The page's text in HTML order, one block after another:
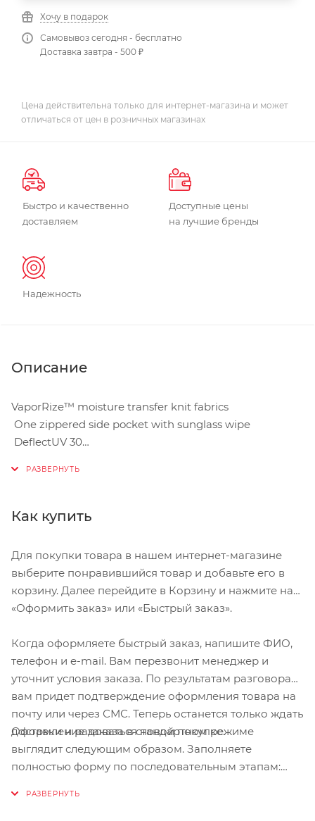
Хочу в подарок
Самовывоз сегодня - бесплатно
Доставка завтра - 500 ₽
Цена действительна только для интернет-магазина и может
отличаться от цен в розничных магазинах
Быстро и качественно
доставляем
Доступные цены
на лучшие бренды
Надежность
Описание
VaporRize™ moisture transfer knit fabrics
One zippered side pocket with sunglass wipe
DeflectUV 30
Как купить
Для покупки товара в нашем интернет-магазине
выберите понравившийся товар и добавьте его в
корзину. Далее перейдите в Корзину и нажмите на
«Оформить заказ» или «Быстрый заказ».
Когда оформляете быстрый заказ, напишите ФИО,
телефон и e-mail. Вам перезвонит менеджер и
уточнит условия заказа. По результатам разговора
вам придет подтверждение оформления товара на
почту или через СМС. Теперь останется только ждать
доставки и радоваться новой покупке.
Оформление заказа в стандартном режиме
выглядит следующим образом. Заполняете
полностью форму по последовательным этапам: